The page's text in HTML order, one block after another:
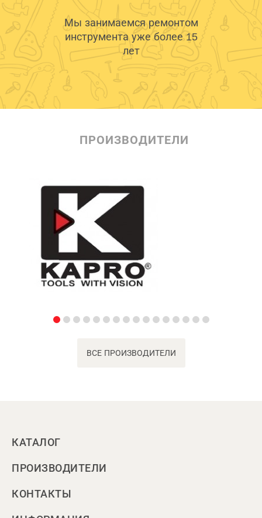
Мы занимаемся ремонтом
инструмента уже более 15
лет
ПРОИЗВОДИТЕЛИ
ВСЕ ПРОИЗВОДИТЕЛИ
КАТАЛОГ
ПРОИЗВОДИТЕЛИ
КОНТАКТЫ